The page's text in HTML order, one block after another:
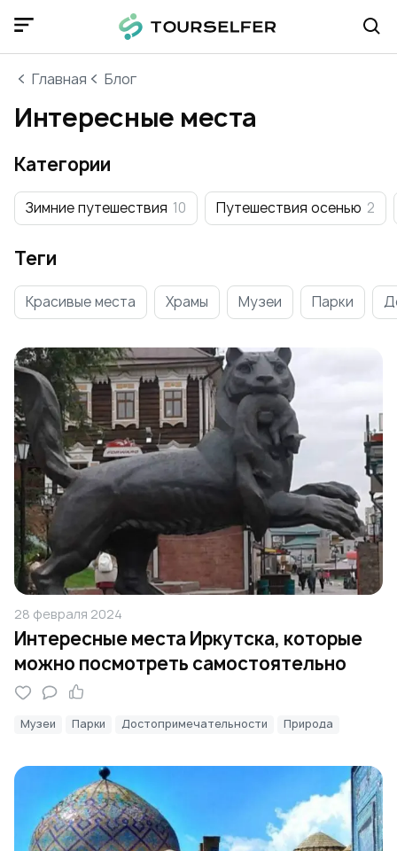
Главная Блог
Интересные места
28 февраля 2024
Интересные места Иркутска, которые
можно посмотреть самостоятельно
Музеи Парки Достопримечательности Природа
Категории
Зимние путешествия 10 Путешествия осенью 2
Теги
Красивые места Храмы Музеи Парки